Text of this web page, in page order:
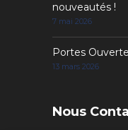
nouveautés !
7 mai 2026
Portes
13 mars 2026
Nous